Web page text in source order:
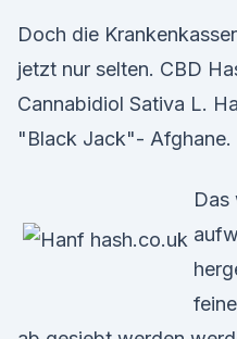
Doch die
jetzt nur selten. CBD
Cannabidiol Sativa L.
"Black Jack"- Afghane.
Das